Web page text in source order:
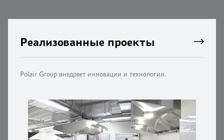
Реализованные проекты
Polair Group внедряет инновации и технологии.